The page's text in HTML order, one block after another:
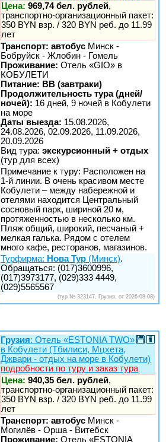
Цена: 969,74 бел. рублей,
транспортно-организационный пакет:
350 BYN взр. / 320 BYN реб. до 11.99
лет
Транспорт: автобус Минск -
Бобруйск - Жлобин - Гомель
Проживание: Отель «GIO» в
КОБУЛЕТИ
Питание: BB (завтраки)
Продолжительность тура (дней/
ночей): 16 дней, 9 ночей в Кобулети
на море
Даты выезда: 15.08.2026,
24.08.2026, 02.09.2026, 11.09.2026,
20.09.2026
Вид тура: экскурсионный + отдых
(тур для всех)
Примечание к туру: Расположен на
1-й линии. В очень красивом месте
Кобулети – между набережной и
отелями находится Центральный
сосновый парк, шириной 20 м,
протяженностью в несколько км.
Пляж общий, широкий, песчаный +
мелкая галька. Рядом с отелем
много кафе, ресторанов, магазинов.
Турфирма: Нова Тур (Минск).
Обращаться: (017)3600996,
(017)3973177, (029)333 4449,
(029)5565567
(тур № 323147, Грузия, от 2026-08-08)
Грузия: Отель «ESTONIA TWO»
в Кобулети (Тбилиси, Мцхета,
Джвари - отдых на море в Кобулети)
подробности по туру и заказ тура
Цена: 940,35 бел. рублей,
транспортно-организационный пакет:
350 BYN взр. / 320 BYN реб. до 11.99
лет
Транспорт: автобус Минск -
Могилёв - Орша - Витебск
Проживание: Отель «ESTONIA